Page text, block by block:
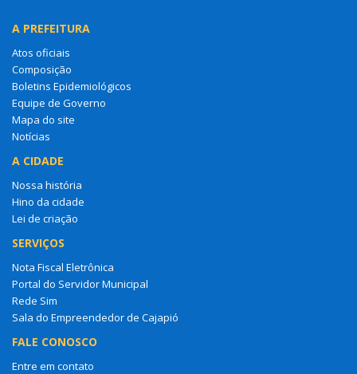
A PREFEITURA
Atos oficiais
Composição
Boletins Epidemiológicos
Equipe de Governo
Mapa do site
Notícias
A CIDADE
Nossa história
Hino da cidade
Lei de criação
SERVIÇOS
Nota Fiscal Eletrônica
Portal do Servidor Municipal
Rede Sim
Sala do Empreendedor de Cajapió
FALE CONOSCO
Entre em contato